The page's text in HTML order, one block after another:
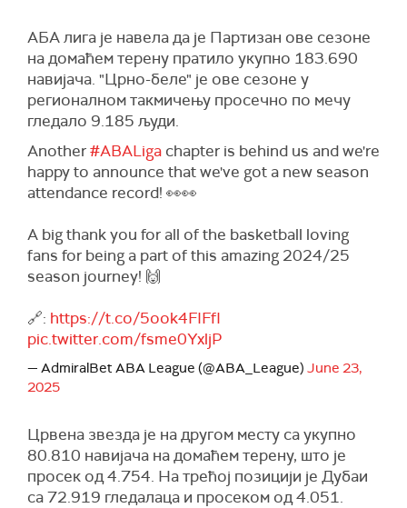
АБА лига је навела да је Партизан ове сезоне
на домаћем терену пратило укупно 183.690
навијача. "Црно-беле" је ове сезоне у
регионалном такмичењу просечно по мечу
гледало 9.185 људи.
Another#ABALiga chapter is behind us and we're
happy to announce that we've got a new season
attendance record! 👀👀
A big thank you for all of the basketball loving
fans for being a part of this amazing 2024/25
season journey! 🙌
🔗: https://t.co/5ook4FIFfI
pic.twitter.com/fsme0YxljP
— AdmiralBet ABA League (@ABA_League) June 23,
2025
Црвена звезда је на другом месту са укупно
80.810 навијача на домаћем терену, што је
просек од 4.754. На трећој позицији је Дубаи
са 72.919 гледалаца и просеком од 4.051.